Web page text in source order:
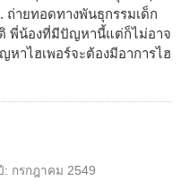
ถ่ายทอดทางพันธุกรรมเด็ก
พี่น้องที่มีปัญหานี้แต่ก็ไม่อาจ
าไฮเพอร์จะต้องมีอาการไฮ
: กรกฎาคม 2549